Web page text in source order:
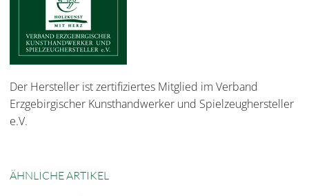
Der Hersteller ist zertifiziertes Mitglied im Verband
Erzgebirgischer Kunsthandwerker und Spielzeughersteller
e.V.
ÄHNLICHE ARTIKEL